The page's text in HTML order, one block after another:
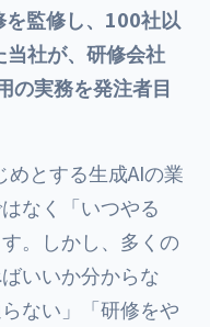
監修し、100社以
当社が、研修会社
の実務を発注者目
とする生成AIの業
なく「いつやる
。しかし、多くの
いいか分からな
ない」「研修をや